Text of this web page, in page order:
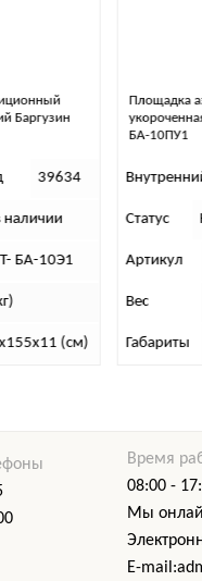
КИТТ-
39641
в наличии
БА-10ПУ1
(см)
БА-10П2
Статус
Артикул
Вес
Время
08:00 -
Мы
E-